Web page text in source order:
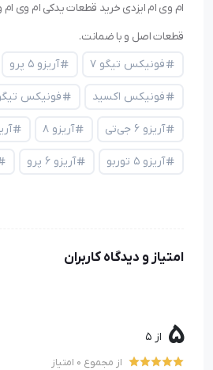
ام وی ام ایزدی خرید قطعات یدکی ام وی
قطعات اصل و با ضمانت.
فونیکس تیگو ۷
آریزو ۵ پرو
فونیکس اکسید فونیکس تیگو ۷
آریزو ۶ جی‌تی آریزو ۸
آریزو ۵ توربو آریزو ۶ پرو
امتیاز و دیدگاه کاربران
5 از 5
از مجموع 0 امتیاز